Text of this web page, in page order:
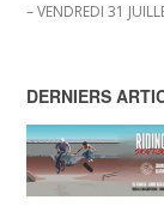
– VENDREDI 31
DERNIERS